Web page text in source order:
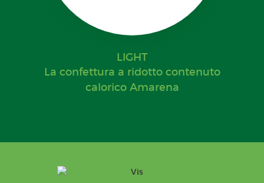
LIGHT
La confettura a ridotto contenuto
calorico Amarena